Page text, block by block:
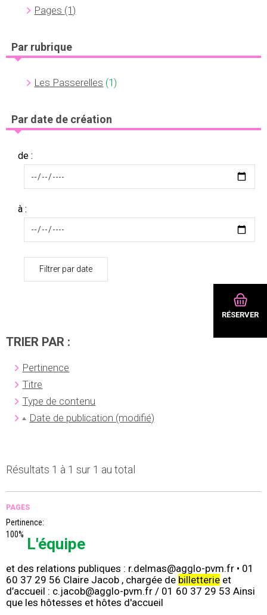
RÉSERVER
Pages (1)
Par rubrique
Les Passerelles (1)
Par date de création
de :
à :
Filtrer par date
TRIER PAR :
Pertinence
Titre
Type de contenu
Date de publication (modifié)
Résultats 1 à 1 sur 1 au total
PAGES
Pertinence:
100%
L'équipe
et des relations publiques : r.delmas@agglo-pvm.fr • 01
60 37 29 56 Claire Jacob , chargée de billetterie et
d’accueil : c.jacob@agglo-pvm.fr / 01 60 37 29 53 Ainsi
que les hôtesses et hôtes d'accueil